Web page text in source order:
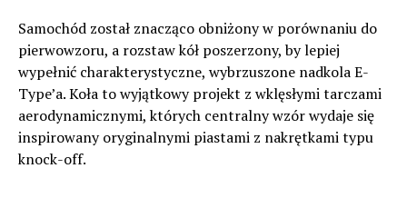
Samochód został znacząco obniżony w porównaniu do
pierwowzoru, a rozstaw kół poszerzony, by lepiej
wypełnić charakterystyczne, wybrzuszone nadkola E-
Type’a. Koła to wyjątkowy projekt z wklęsłymi tarczami
aerodynamicznymi, których centralny wzór wydaje się
inspirowany oryginalnymi piastami z nakrętkami typu
knock-off.